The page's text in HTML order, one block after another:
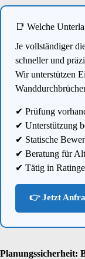
📑 Welche
Je vollständiger
schneller und
Wir unterstützen
✔ Prüfung
✔ Unterstützung
✔ Statische
✔ Beratung für
✔ Tätig in
👉 Jetzt
Planungssicherheit: